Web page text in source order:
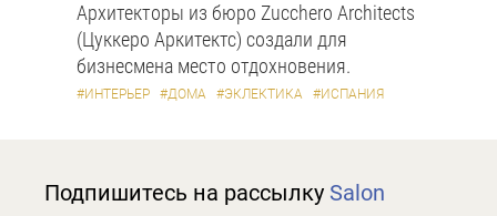
Архитекторы из бюро Zucchero Architects
(Цуккеро Аркитектс) создали для
бизнесмена место отдохновения.
#ИНТЕРЬЕР #ДОМА #ЭКЛЕКТИКА #ИСПАНИЯ
Подпишитесь на рассылку Salon